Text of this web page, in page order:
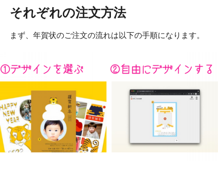
それぞれの注文方法
まず、年賀状のご注文の流れは以下の手順になります。